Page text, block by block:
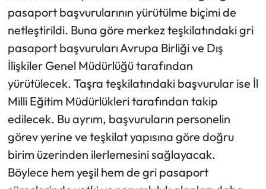
pasaport başvurularının yürütülme biçimi de
netleştirildi. Buna göre merkez teşkilatındaki gri
pasaport başvuruları Avrupa Birliği ve Dış
İlişkiler Genel Müdürlüğü tarafından
yürütülecek. Taşra teşkilatındaki başvurular ise İl
Milli Eğitim Müdürlükleri tarafından takip
edilecek. Bu ayrım, başvuruların personelin
görev yerine ve teşkilat yapısına göre doğru
birim üzerinden ilerlemesini sağlayacak.
Böylece hem yeşil hem de gri pasaport